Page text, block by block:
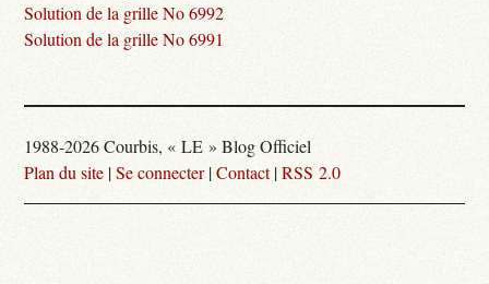
Solution de la grille No 6992
Solution de la grille No 6991
1988-2026 Courbis, « LE » Blog Officiel
Plan du site |Se connecter|Contact|RSS 2.0